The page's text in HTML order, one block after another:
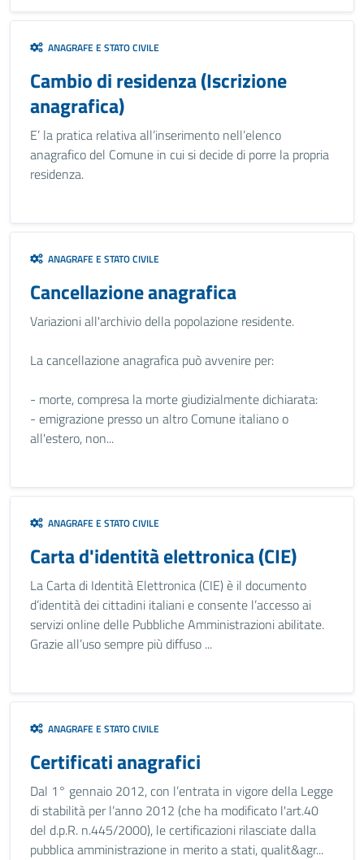
ANAGRAFE E STATO CIVILE
Cambio di residenza (Iscrizione
anagrafica)
E’ la pratica relativa all’inserimento nell’elenco
anagrafico del Comune in cui si decide di porre la propria
residenza.
ANAGRAFE E STATO CIVILE
Cancellazione anagrafica
Variazioni all'archivio della popolazione residente.
La cancellazione anagrafica può avvenire per:
- morte, compresa la morte giudizialmente dichiarata:
- emigrazione presso un altro Comune italiano o
all'estero, non...
ANAGRAFE E STATO CIVILE
Carta d'identità elettronica (CIE)
La Carta di Identità Elettronica (CIE) è il documento
d’identità dei cittadini italiani e consente l’accesso ai
servizi online delle Pubbliche Amministrazioni abilitate.
Grazie all’uso sempre più diffuso ...
ANAGRAFE E STATO CIVILE
Certificati anagrafici
Dal 1° gennaio 2012, con l’entrata in vigore della Legge
di stabilità per l’anno 2012 (che ha modificato l'art.40
del d.p.R. n.445/2000), le certificazioni rilasciate dalla
pubblica amministrazione in merito a stati, qualit&agr...